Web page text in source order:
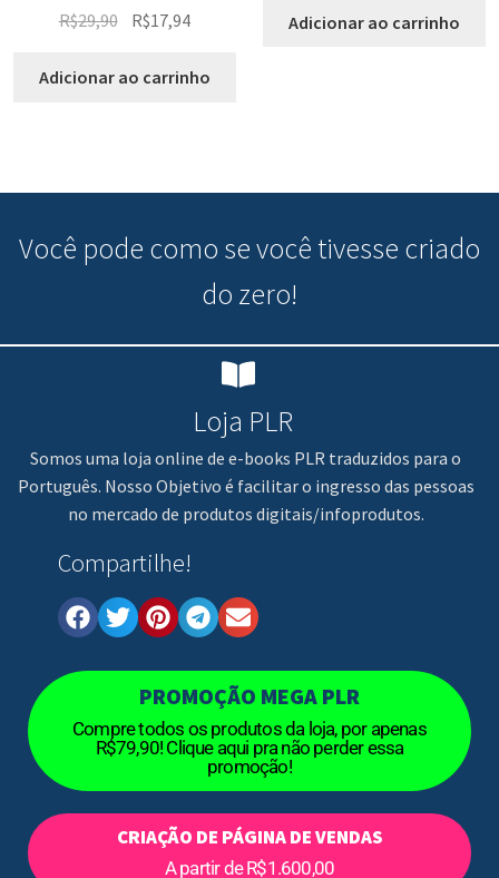
R$29,90 R$17,94
Adicionar ao carrinho
Adicionar ao carrinho
Você pode como se você tivesse criado
do zero!
Loja PLR
Somos uma loja online de e-books PLR traduzidos para o
Português. Nosso Objetivo é facilitar o ingresso das pessoas
no mercado de produtos digitais/infoprodutos.
Compartilhe!
PROMOÇÃO MEGA PLR
Compre todos os produtos da loja, por apenas
R$79,90! Clique aqui pra não perder essa
promoção!
CRIAÇÃO DE PÁGINA DE VENDAS
A partir de R$1.600,00